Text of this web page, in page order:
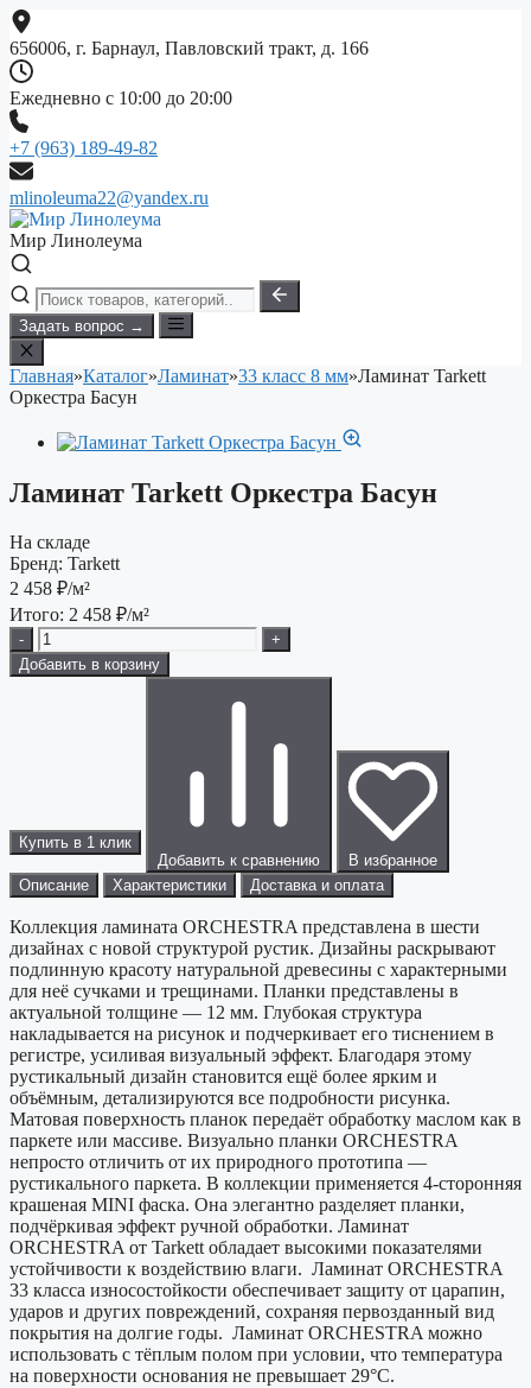
Перейти
к
содержимому
656006, г. Барнаул, Павловский тракт, д. 166
Ежедневно с 10:00 до 20:00
+7 (963) 189-49-82
mlinoleuma22@yandex.ru
Мир Линолеума
Задать вопрос →
Главная»Каталог»Ламинат»33 класс 8 мм»Ламинат Tarkett
Оркестра Басун
Ламинат Tarkett Оркестра Басун
На складе
Бренд: Tarkett
2 458 ₽/м²
Итого: 2 458 ₽/м²
-
+
Добавить в корзину
Купить в 1 клик
Добавить к сравнению
В избранное
Описание
Характеристики Доставка и оплата
Коллекция ламината ORCHESTRA представлена в шести
дизайнах с новой структурой рустик. Дизайны раскрывают
подлинную красоту натуральной древесины с характерными
для неё сучками и трещинами. Планки представлены в
актуальной толщине — 12 мм. Глубокая структура
накладывается на рисунок и подчеркивает его тиснением в
регистре, усиливая визуальный эффект. Благодаря этому
рустикальный дизайн становится ещё более ярким и
объёмным, детализируются все подробности рисунка.
Матовая поверхность планок передаёт обработку маслом как в
паркете или массиве. Визуально планки ORCHESTRA
непросто отличить от их природного прототипа —
рустикального паркета. В коллекции применяется 4-сторонняя
крашеная MINI фаска. Она элегантно разделяет планки,
подчёркивая эффект ручной обработки. Ламинат
ORCHESTRA от Tarkett обладает высокими показателями
устойчивости к воздействию влаги. Ламинат ORCHESTRA
33 класса износостойкости обеспечивает защиту от царапин,
ударов и других повреждений, сохраняя первозданный вид
покрытия на долгие годы. Ламинат ORCHESTRA можно
использовать с тёплым полом при условии, что температура
на поверхности основания не превышает 29°C.